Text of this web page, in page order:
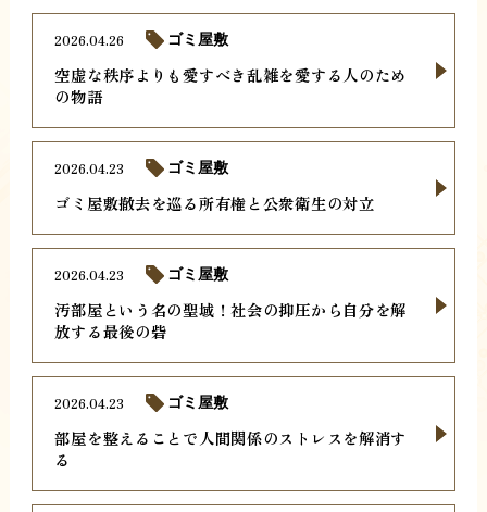
空虚な秩序よりも愛すべき乱雑を愛する人のため
の物語
2026.04.26 ゴミ屋敷
ゴミ屋敷撤去を巡る所有権と公衆衛生の対立
2026.04.23 ゴミ屋敷
汚部屋という名の聖域！社会の抑圧から自分を解
放する最後の砦
2026.04.23 ゴミ屋敷
部屋を整えることで人間関係のストレスを解消す
る
2026.04.23 ゴミ屋敷